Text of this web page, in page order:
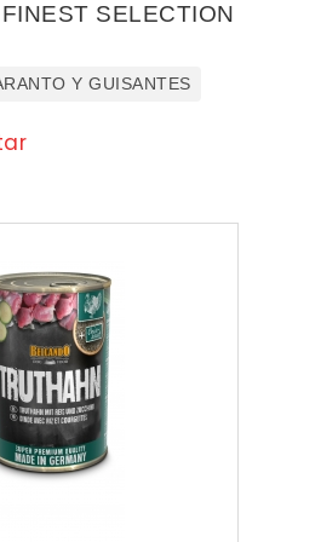
SELECTION
Y GUISANTES